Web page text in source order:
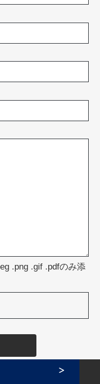
.png .gif .pdfのみ添